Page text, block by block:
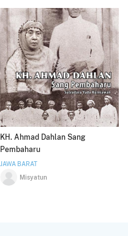
KH. Ahmad Dahlan Sang
Pembaharu
JAWA BARAT
Misyatun